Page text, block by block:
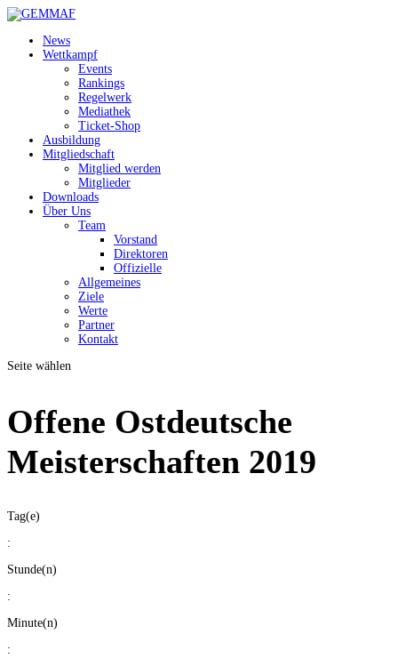
News
Wettkampf
Events
Rankings
Regelwerk
Mediathek
Ticket-Shop
Ausbildung
Mitgliedschaft
Mitglied werden
Mitglieder
Downloads
Über Uns
Team
Vorstand
Direktoren
Offizielle
Allgemeines
Ziele
Werte
Partner
Kontakt
Seite wählen
Offene Ostdeutsche
Meisterschaften 2019
Tag(e)
:
Stunde(n)
:
Minute(n)
: